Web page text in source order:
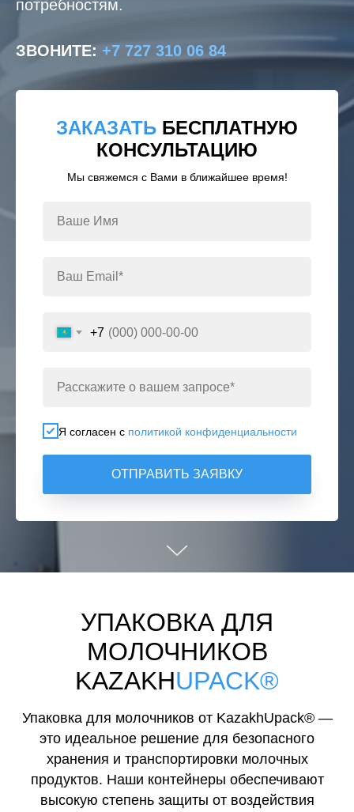
потребностям.
ЗВОНИТЕ: +7 727 310 06 84
ЗАКАЗАТЬ БЕСПЛАТНУЮ
КОНСУЛЬТАЦИЮ
Мы свяжемся с Вами в ближайшее время!
+7
Я согласен с политикой конфиденциальности
ОТПРАВИТЬ ЗАЯВКУ
УПАКОВКА ДЛЯ
МОЛОЧНИКОВ
KAZAKHUPACK®
Упаковка для молочников от KazakhUpack® —
это идеальное решение для безопасного
хранения и транспортировки молочных
продуктов. Наши контейнеры обеспечивают
высокую степень защиты от воздействия